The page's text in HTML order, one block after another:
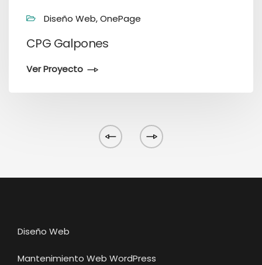
Diseño Web, OnePage
CPG Galpones
Ver Proyecto
Diseño Web
Mantenimiento Web WordPress